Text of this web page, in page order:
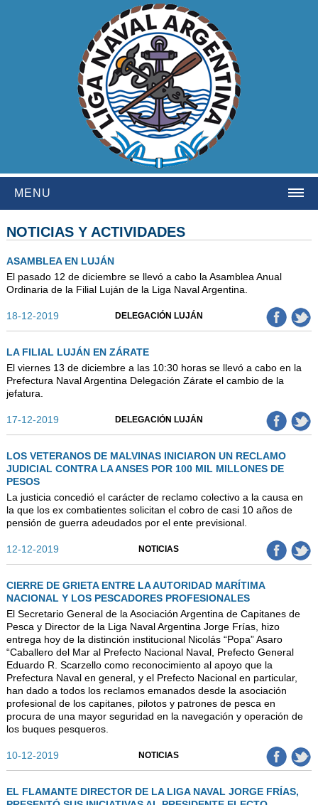
MENU
NOSOTROS
AUTORIDADES
BENEFICIOS
NOTICIAS & ACTIVIDADES
ESCUELA NÁUTICA
SOCIOS
NEWSLETTER
SUSCRIBIRSE
CONTACTENOS
LIBRO DE VISITAS
NOTICIAS Y ACTIVIDADES
ASAMBLEA EN LUJÁN
El pasado 12 de diciembre se llevó a cabo la Asamblea Anual
Ordinaria de la Filial Luján de la Liga Naval Argentina.
18-12-2019 DELEGACIÓN LUJÁN
LA FILIAL LUJÁN EN ZÁRATE
El viernes 13 de diciembre a las 10:30 horas se llevó a cabo en la
Prefectura Naval Argentina Delegación Zárate el cambio de la
jefatura.
17-12-2019 DELEGACIÓN LUJÁN
LOS VETERANOS DE MALVINAS INICIARON UN RECLAMO
JUDICIAL CONTRA LA ANSES POR 100 MIL MILLONES DE
PESOS
La justicia concedió el carácter de reclamo colectivo a la causa en
la que los ex combatientes solicitan el cobro de casi 10 años de
pensión de guerra adeudados por el ente previsional.
12-12-2019 NOTICIAS
CIERRE DE GRIETA ENTRE LA AUTORIDAD MARÍTIMA
NACIONAL Y LOS PESCADORES PROFESIONALES
El Secretario General de la Asociación Argentina de Capitanes de
Pesca y Director de la Liga Naval Argentina Jorge Frías, hizo
entrega hoy de la distinción institucional Nicolás “Popa” Asaro
“Caballero del Mar al Prefecto Nacional Naval, Prefecto General
Eduardo R. Scarzello como reconocimiento al apoyo que la
Prefectura Naval en general, y el Prefecto Nacional en particular,
han dado a todos los reclamos emanados desde la asociación
profesional de los capitanes, pilotos y patrones de pesca en
procura de una mayor seguridad en la navegación y operación de
los buques pesqueros.
10-12-2019 NOTICIAS
EL FLAMANTE DIRECTOR DE LA LIGA NAVAL JORGE FRÍAS,